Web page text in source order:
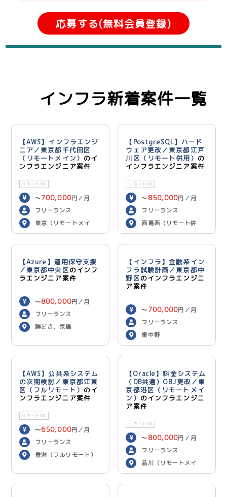
応募する(無料会員登録)
インフラ新着案件一覧
【AWS】インフラエンジ
ニア／東京都千代田区
（リモートメイン） のイ
ンフラエンジニア案件
リモートOK
〜700,000円／月
フリーランス
東京（リモートメイ
ン）
【PostgreSQL】ハード
ウェア更改／東京都江戸
川区（リモート併用） の
インフラエンジニア案件
リモートOK
〜 850,000円／月
フリーランス
西葛西（リモート併
用）
【Azure】運用保守支援
／東京都中央区のインフ
ラエンジニア案件
〜800,000円／月
フリーランス
勝どき、京橋
【インフラ】金融系イン
フラ試験計画／東京都中
野区のインフラエンジニ
ア案件
〜 700,000円／月
フリーランス
東中野
【AWS】公共系システム
の次期検討／東京都江東
区（フルリモート） のイ
ンフラエンジニア案件
リモートOK
〜650,000円／月
フリーランス
豊洲（フルリモート）
【Oracle】料金システム
（DB共通）OBJ更改／東
京都港区（リモートメイ
ン） のインフラエンジニ
ア案件
リモートOK
〜 800,000円／月
フリーランス
品川（リモートメイ
ン）